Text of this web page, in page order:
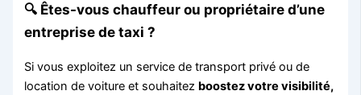
🔍 Êtes-vous chauffeur ou propriétaire d’une
entreprise de taxi ?
Si vous exploitez un service de transport privé ou de
location de voiture et souhaitez boostez votre visibilité,